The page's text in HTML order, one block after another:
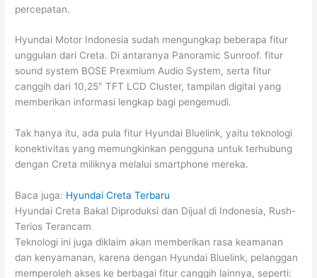
percepatan.
Hyundai Motor Indonesia sudah mengungkap beberapa fitur
unggulan dari Creta. Di antaranya Panoramic Sunroof. fitur
sound system BOSE Prexmium Audio System, serta fitur
canggih dari 10,25″ TFT LCD Cluster, tampilan digital yang
memberikan informasi lengkap bagi pengemudi.
Tak hanya itu, ada pula fitur Hyundai Bluelink, yaitu teknologi
konektivitas yang memungkinkan pengguna untuk terhubung
dengan Creta miliknya melalui smartphone mereka.
Baca juga: Hyundai Creta Terbaru
Hyundai Creta Bakal Diproduksi dan Dijual di Indonesia, Rush-
Terios Terancam
Teknologi ini juga diklaim akan memberikan rasa keamanan
dan kenyamanan, karena dengan Hyundai Bluelink, pelanggan
memperoleh akses ke berbagai fitur canggih lainnya, seperti: